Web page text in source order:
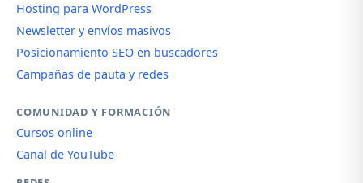
Hosting para WordPress
Newsletter y envíos masivos
Posicionamiento SEO en buscadores
Campañas de pauta y redes
COMUNIDAD Y FORMACIÓN
Cursos online
Canal de YouTube